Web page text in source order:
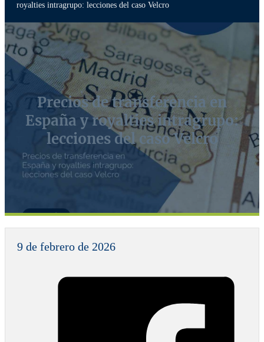
royalties intragrupo: lecciones del caso Velcro
Precios de transferencia en
España y royalties intragrupo:
lecciones del caso Velcro
9 de febrero de 2026